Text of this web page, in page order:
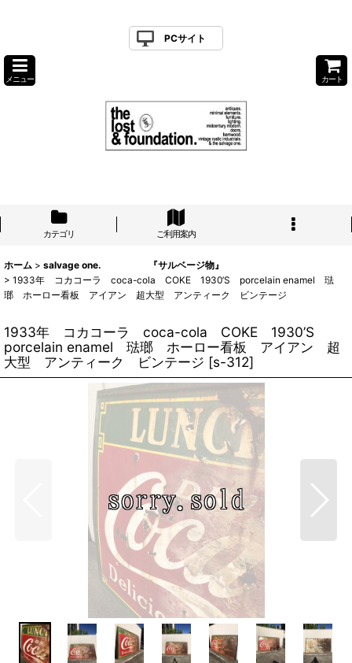
PCサイト
メニュー カート
カテゴリ ご利用案内
ホーム > salvage one. 『サルベージ物』
> 1933年 コカコーラ coca-cola COKE 1930’S porcelain enamel 琺
瑯 ホーロー看板 アイアン 超大型 アンティーク ビンテージ
1933年 コカコーラ coca-cola COKE 1930’S
porcelain enamel 琺瑯 ホーロー看板 アイアン 超
大型 アンティーク ビンテージ [s-312]